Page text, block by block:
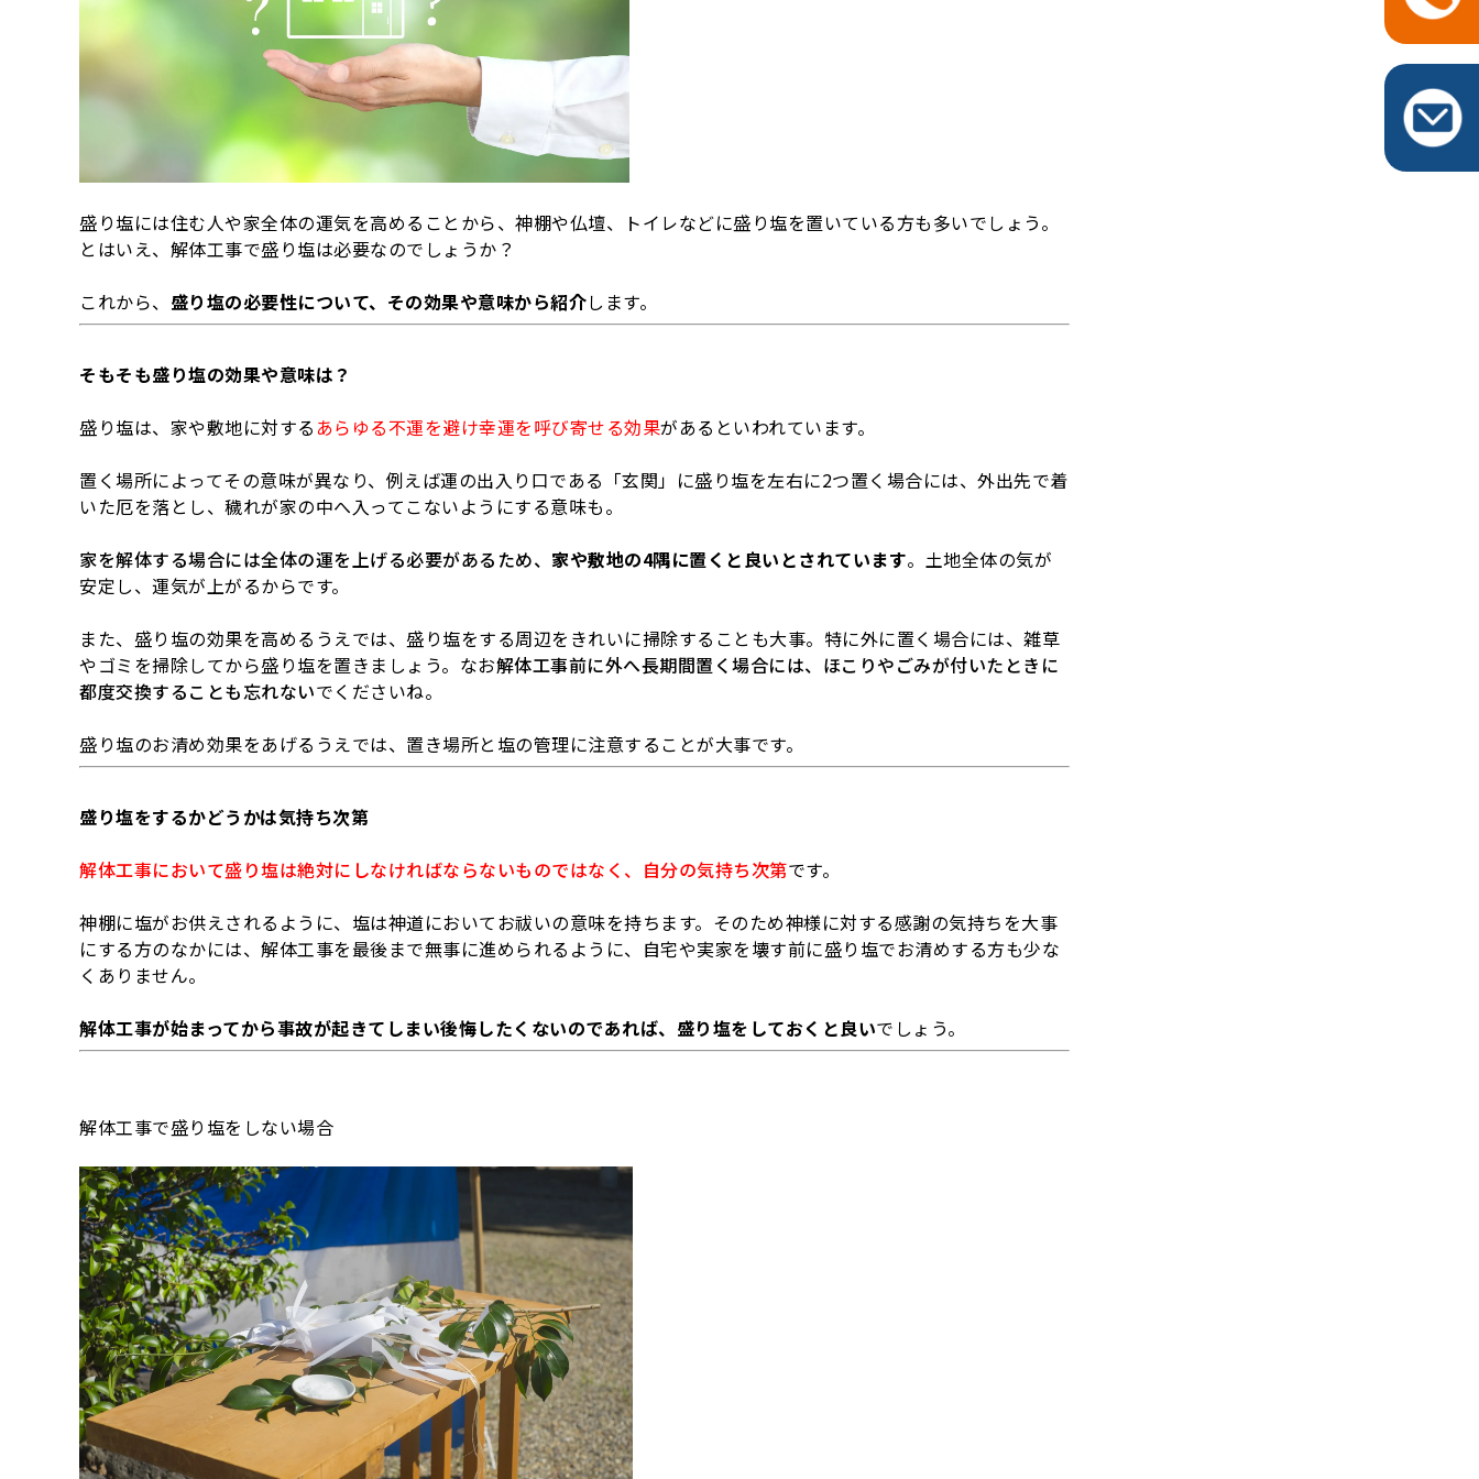
盛り塩には住む人や家全体の運気を高めることから、神棚や仏壇、トイレなどに盛り塩を置いている方も多いでしょう。
とはいえ、解体工事で盛り塩は必要なのでしょうか？
これから、 盛り塩の必要性について、その効果や意味から紹介します。
そもそも盛り塩の効果や意味は？
盛り塩は、家や敷地に対するあらゆる不運を避け幸運を呼び寄せる効果があるといわれています。
置く場所によってその意味が異なり、例えば運の出入り口である「玄関」に盛り塩を左右に2つ置く場合には、外出先で着
いた厄を落とし、穢れが家の中へ入ってこないようにする意味も。
家を解体する場合には全体の運を上げる必要があるため、 家や敷地の4隅に置くと良いとされています。土地全体の気が
安定し、運気が上がるからです。
また、盛り塩の効果を高めるうえでは、盛り塩をする周辺をきれいに掃除することも大事。特に外に置く場合には、雑草
やゴミを掃除してから盛り塩を置きましょう。なお解体工事前に外へ長期間置く場合には、ほこりやごみが付いたときに
都度交換することも忘れないでくださいね。
盛り塩のお清め効果をあげるうえでは、置き場所と塩の管理に注意することが大事です。
盛り塩をするかどうかは気持ち次第
解体工事において盛り塩は絶対にしなければならないものではなく、自分の気持ち次第です。
神棚に塩がお供えされるように、塩は神道においてお祓いの意味を持ちます。そのため神様に対する感謝の気持ちを大事
にする方のなかには、解体工事を最後まで無事に進められるように、自宅や実家を壊す前に盛り塩でお清めする方も少な
くありません。
解体工事が始まってから事故が起きてしまい後悔したくないのであれば、盛り塩をしておくと良いでしょう。
解体工事で盛り塩をしない場合